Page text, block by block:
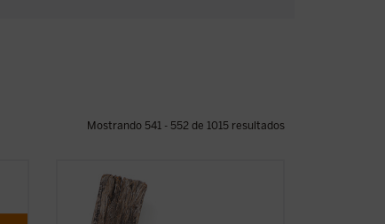
Mostrando 541 - 552 de 1015 resultados
El siglo XX produjo las declaraciones de
los derechos humanos, pero también
centenares de millones de víctimas